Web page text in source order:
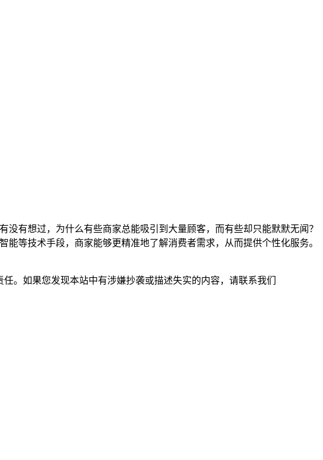
有想过，为什么有些商家总能吸引到大量顾客，而有些却只能默默无闻？
等技术手段，商家能够更精准地了解消费者需求，从而提供个性化服务。
。如果您发现本站中有涉嫌抄袭或描述失实的内容，请联系我们